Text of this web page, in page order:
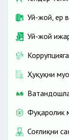
Уй-жой, ер
Уй-жой
Ҳуқуқни
Фуқаролик
Соғлиқни